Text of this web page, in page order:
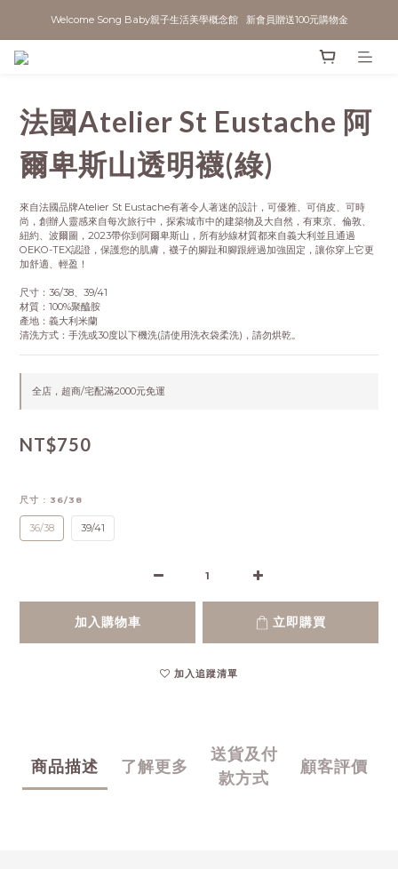
Welcome Song Baby親子生活美學概念館   新會員贈送100元購物金
法國Atelier St Eustache 阿
爾卑斯山透明襪(綠)
來自法國品牌Atelier St Eustache有著令人著迷的設計，可優雅、可俏皮、可時
尚，創辦人靈感來自每次旅行中，探索城市中的建築物及大自然，有東京、倫敦、
紐約、波爾圖，2023帶你到阿爾卑斯山，所有紗線材質都來自義大利並且通過
OEKO-TEX認證，保護您的肌膚，襪子的腳趾和腳跟經過加強固定，讓你穿上它更
加舒適、輕盈！
尺寸：36/38、39/41
材質：100%聚醯胺
產地：義大利米蘭
清洗方式：手洗或30度以下機洗(請使用洗衣袋柔洗)，請勿烘乾。
全店，超商/宅配滿2000元免運
NT$750
尺寸 : 36/38
36/38 39/41
加入購物車 立即購買
加入追蹤清單
商品描述 了解更多
送貨及付
款方式
顧客評價